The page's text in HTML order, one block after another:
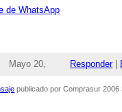
de WhatsApp
Responder|
Mayo 20,
2026;
publicado por Comprasur 2006